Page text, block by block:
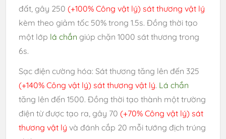
đất, gây 250 (+100% Công vật lý) sát thương vật lý
kèm theo giảm tốc 50% trong 1.5s. Đồng thời tạo
một lớp lá chắn giúp chặn 1000 sát thương trong
6s.
Sạc điện cường hóa: Sát thương tăng lên đến 325
(+140% Công vật lý) sát thương vật lý. Lá chắn
tăng lên đến 1500. Đồng thời tạo thành một trường
điện từ được tạo ra, gây 70 (+70% Công vật lý) sát
thương vật lý và đánh cắp 20 mỗi tướng địch trúng